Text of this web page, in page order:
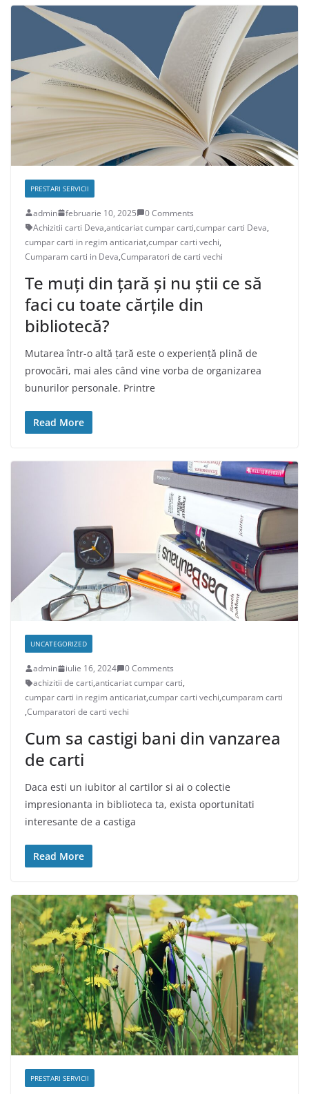
PRESTARI SERVICII
admin februarie 10, 2025
0 Comments
Achizitii carti Deva,anticariat cumpar carti,cumpar carti Deva,
cumpar carti in regim anticariat,cumpar carti vechi,
Cumparam carti in Deva,Cumparatori de carti vechi
Te muți din țară și nu știi ce să
faci cu toate cărțile din
bibliotecă?
Mutarea într-o altă țară este o experiență plină de
provocări, mai ales când vine vorba de organizarea
bunurilor personale. Printre
Read More
UNCATEGORIZED
admin iulie 16, 2024
0 Comments
achizitii de carti,anticariat cumpar carti,
cumpar carti in regim anticariat,cumpar carti vechi,cumparam carti
,Cumparatori de carti vechi
Cum sa castigi bani din vanzarea
de carti
Daca esti un iubitor al cartilor si ai o colectie
impresionanta in biblioteca ta, exista oportunitati
interesante de a castiga
Read More
PRESTARI SERVICII